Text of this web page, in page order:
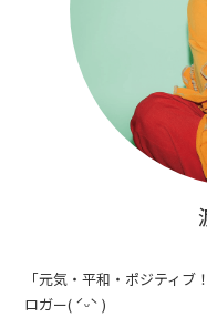
「元気・平和・ポジティ
ロガー( ˊᵕˋ )